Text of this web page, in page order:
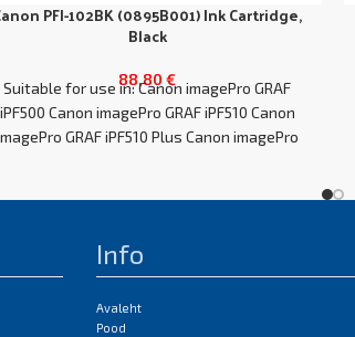
PFI-102BK (0895B001) Ink Cartridge,
Black
88,80 €
Suitable for use in: Canon imagePro GRAF
iPF500 Canon imagePro GRAF iPF510 Canon
GRAF iPF510 Plus Canon imagePro
Info
Avaleht
Pood